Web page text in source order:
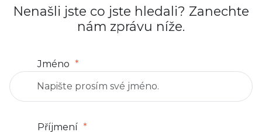
Nenašli jste co jste hledali? Zanechte
nám zprávu níže.
Jméno
Příjmení